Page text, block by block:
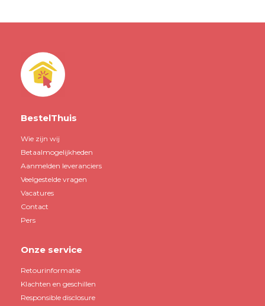
BestelThuis
Wie zijn wij
Betaalmogelijkheden
Aanmelden leveranciers
Veelgestelde vragen
Vacatures
Contact
Pers
Onze service
Retourinformatie
Klachten en geschillen
Responsible disclosure